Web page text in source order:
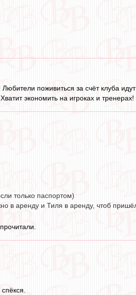
поживиться за счёт клуба
экономить на игроках и тренерах!
только паспортом)
в аренду и Тиля в аренду, чтоб